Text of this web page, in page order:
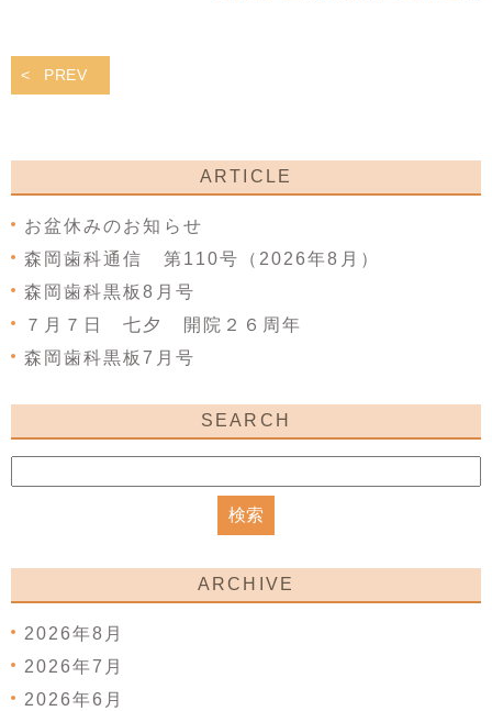
PREV
ARTICLE
お盆休みのお知らせ
森岡歯科通信 第110号（2026年8月）
森岡歯科黒板8月号
７月７日 七夕 開院２６周年
森岡歯科黒板7月号
SEARCH
ARCHIVE
2026年8月
2026年7月
2026年6月